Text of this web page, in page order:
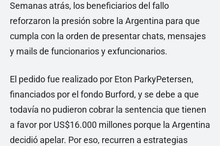
Semanas atrás, los beneficiarios del fallo
reforzaron la presión sobre la Argentina para que
cumpla con la orden de presentar chats, mensajes
y mails de funcionarios y exfuncionarios.
El pedido fue realizado por Eton ParkyPetersen,
financiados por el fondo Burford, y se debe a que
todavía no pudieron cobrar la sentencia que tienen
a favor por US$16.000 millones porque la Argentina
decidió apelar. Por eso, recurren a estrategias